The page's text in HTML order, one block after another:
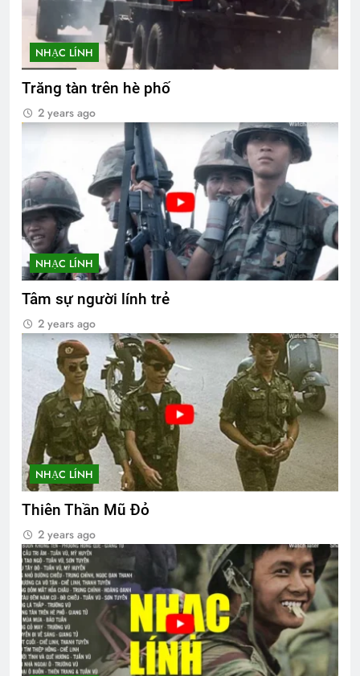
NHẠC LÍNH
Trăng tàn trên hè phố
2 years ago
NHẠC LÍNH
Tâm sự người lính trẻ
2 years ago
NHẠC LÍNH
Thiên Thần Mũ Đỏ
2 years ago